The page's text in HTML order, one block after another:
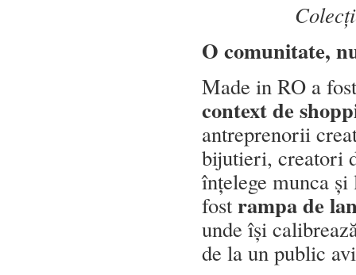
O comunitate,
Made in RO a
context de
antreprenorii
bijutieri, creatori
înțelege munca
fost rampa de
unde își
de la un public